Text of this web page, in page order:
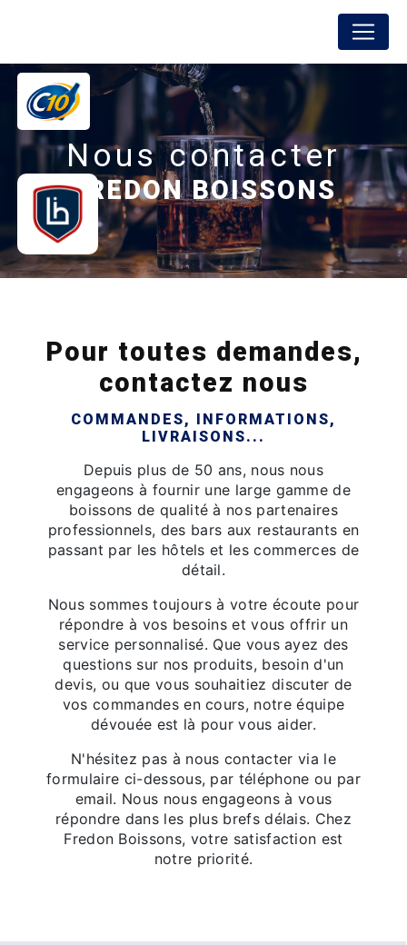
Nous contacter
FREDON BOISSONS
Pour toutes demandes,
contactez nous
COMMANDES, INFORMATIONS,
LIVRAISONS...
Depuis plus de 50 ans, nous nous
engageons à fournir une large gamme de
boissons de qualité à nos partenaires
professionnels, des bars aux restaurants en
passant par les hôtels et les commerces de
détail.
Nous sommes toujours à votre écoute pour
répondre à vos besoins et vous offrir un
service personnalisé. Que vous ayez des
questions sur nos produits, besoin d'un
devis, ou que vous souhaitiez discuter de
vos commandes en cours, notre équipe
dévouée est là pour vous aider.
N'hésitez pas à nous contacter via le
formulaire ci-dessous, par téléphone ou par
email. Nous nous engageons à vous
répondre dans les plus brefs délais. Chez
Fredon Boissons, votre satisfaction est
notre priorité.